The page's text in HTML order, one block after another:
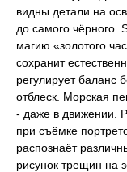
видны детали на
до самого чёрного.
магию «золотого
сохранит
регулирует баланс
отблеск. Морская
- даже в движении.
при съёмке
распознаёт
рисунок трещин на